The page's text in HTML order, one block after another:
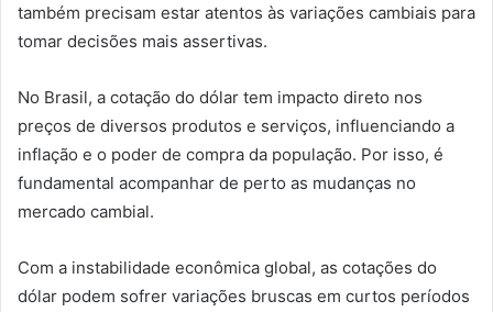
também precisam estar atentos às variações cambiais para
tomar decisões mais assertivas.
No Brasil, a cotação do dólar tem impacto direto nos
preços de diversos produtos e serviços, influenciando a
inflação e o poder de compra da população. Por isso, é
fundamental acompanhar de perto as mudanças no
mercado cambial.
Com a instabilidade econômica global, as cotações do
dólar podem sofrer variações bruscas em curtos períodos